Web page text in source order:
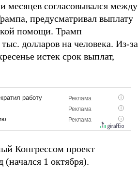
месяцев согласовывался между
предусматривал выплату
помощи. Трамп
долларов на человека. Из-за
истек срок выплат,
Конгрессом проект
1 октября).